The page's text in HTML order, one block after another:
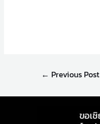
← Previous Post